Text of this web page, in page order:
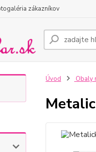
zákazníkov
Úvod Obaly